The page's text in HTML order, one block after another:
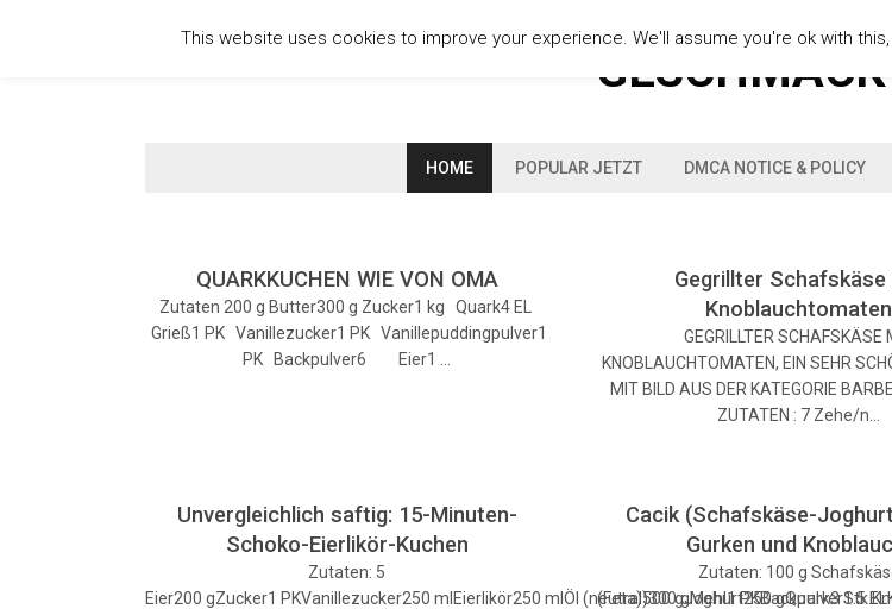
HOME POPULAR JETZT DMCA NOTICE & POLICY
QUARKKUCHEN WIE VON OMA
Zutaten 200 g Butter300 g Zucker1 kg Quark4 EL
Grieß1 PK Vanillezucker1 PK Vanillepuddingpulver1
PK Backpulver6 Eier1 …
Gegrillter Schafskäse
Knoblauchtomaten
GEGRILLTER SCHAFSKÄSE
KNOBLAUCHTOMATEN, EIN SEHR
MIT BILD AUS DER KATEGORIE
ZUTATEN : 7 Zehe/n…
Unvergleichlich saftig: 15-Minuten-
Schoko-Eierlikör-Kuchen
Zutaten: 5
Eier200 gZucker1 PKVanillezucker250 mlEierlikör250 mlÖl (neutral)300 gMehl1 PKBackpulver1.5
Cacik (Schafskäse-
Gurken und
Zutaten: 100 g
(Feta)500 gJoghurt250 gQuark3
This website uses cookies to improve your experience. We'll assume you're ok with